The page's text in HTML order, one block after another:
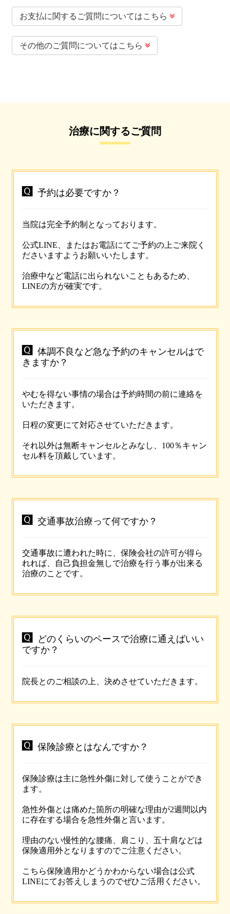
お支払に関するご質問についてはこちら 
その他のご質問についてはこちら 
治療に関するご質問
 予約は必要ですか？
当院は完全予約制となっております。
公式LINE、またはお電話にてご予約の上ご来院く
ださいますようお願いいたします。
治療中など電話に出られないこともあるため、
LINEの方が確実です。
 体調不良など急な予約のキャンセルはで
きますか？
やむを得ない事情の場合は予約時間の前に連絡を
いただきます。
日程の変更にて対応させていただきます。
それ以外は無断キャンセルとみなし、100％キャン
セル料を頂戴しています。
 交通事故治療って何ですか？
交通事故に遭われた時に、保険会社の許可が得ら
れれば、自己負担金無しで治療を行う事が出来る
治療のことです。
 どのくらいのペースで治療に通えばいい
ですか？
院長とのご相談の上、決めさせていただきます。
 保険診療とはなんですか？
保険診療は主に急性外傷に対して使うことができ
ます。
急性外傷とは痛めた箇所の明確な理由が2週間以内
に存在する場合を急性外傷と言います。
理由のない慢性的な腰痛、肩こり、五十肩などは
保険適用外となりますのでご注意ください。
こちら保険適用かどうかわからない場合は公式
LINEにてお答えしまうのでぜひご活用ください。